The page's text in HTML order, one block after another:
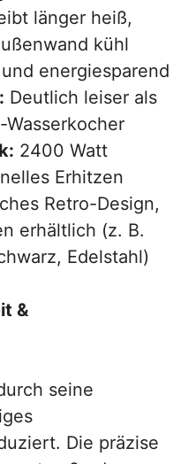
länger heiß,
kühl
energiesparend
Deutlich leiser als
2400 Watt
Erhitzen
Retro-Design,
erhältlich (z. B.
Edelstahl)
&
seine
Die präzise